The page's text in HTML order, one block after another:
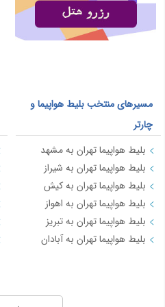
کرمانشاه
6,089
لاهور
58,393
بیرجند
9,647
مزارشریف
لامرد
9,454
زابل
11,110
سنت پتر بورگ
46,190
اردبیل
6,517
30,790
95,125
مسیرهای منتخب بلیط هواپیما و
چارتر
بلیط هواپیما تهران به مشهد
بلیط هواپیما تهران به شیراز
بلیط هواپیما تهران به کیش
بلیط هواپیما تهران به اهواز
بلیط هواپیما تهران به تبریز
بلیط هواپیما تهران به آبادان
بلیط هواپیما کیش به تهران